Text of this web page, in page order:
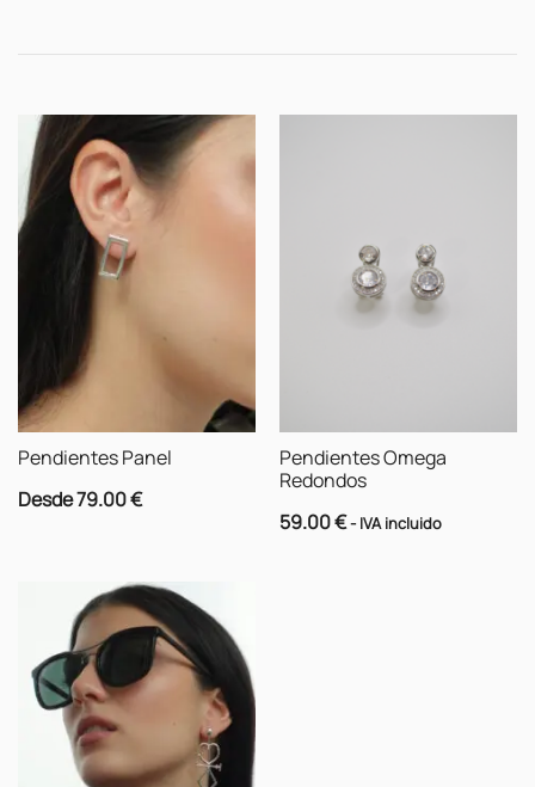
Pendientes Panel
Desde79.00€
Pendientes Omega
Redondos
59.00€- IVA incluido